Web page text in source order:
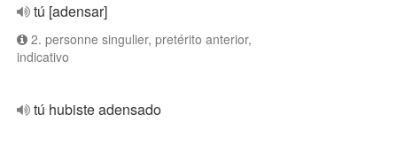
tú [adensar]
2. personne singulier, pretérito anterior,
indicativo
tú hubiste adensado